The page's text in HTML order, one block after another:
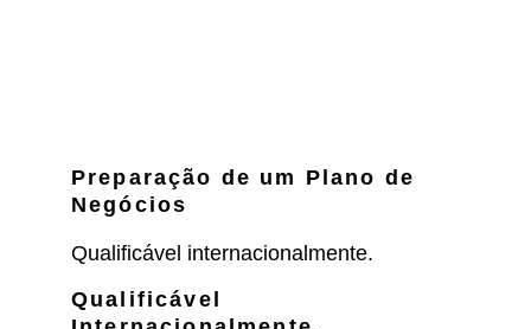
Qualificável
Preparação de um Plano de
Negócios
Qualificável internacionalmente.